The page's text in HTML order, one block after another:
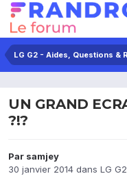
LG G2 - Aides, Questions &
UN GRAND
?!?
Par samjey
30 janvier 2014 dans LG